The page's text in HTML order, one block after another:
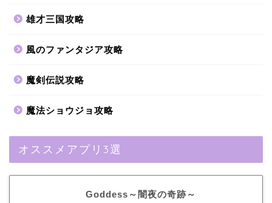
雄才三国攻略
風のファンタジア攻略
魔剣伝説攻略
魔法ショウジョ攻略
オススメアプリ3選
Goddess～闇夜の奇跡～